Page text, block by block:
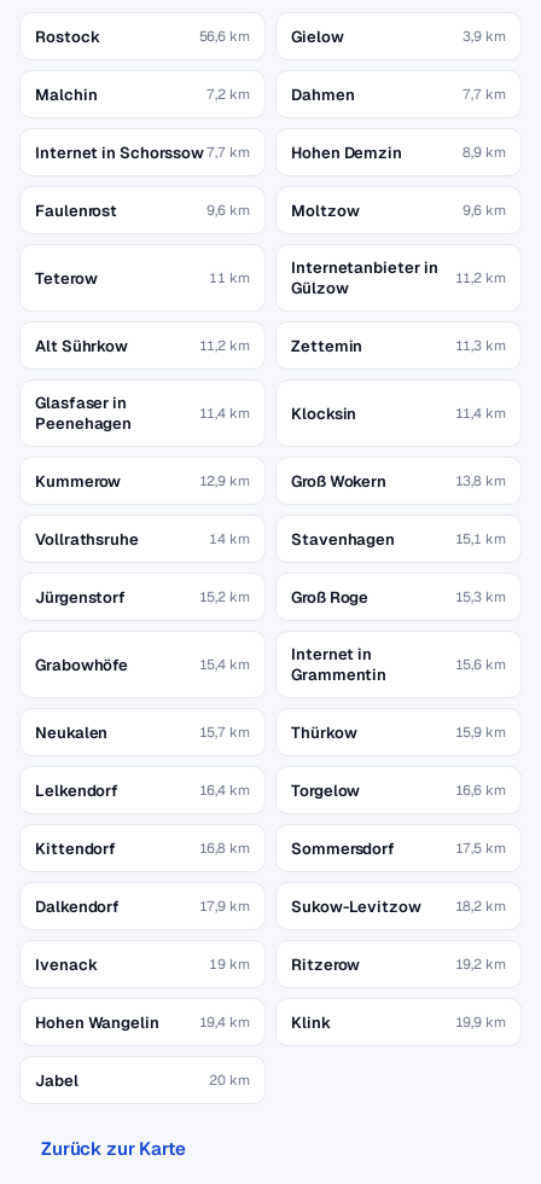
Rostock 56,6 km Gielow 3,9 km
Malchin 7,2 km Dahmen 7,7 km
Internet in Schorssow 7,7 km Hohen Demzin 8,9 km
Faulenrost 9,6 km Moltzow 9,6 km
Teterow 11 km
Internetanbieter in
Gülzow
11,2 km
Alt Sührkow 11,2 km Zettemin 11,3 km
Glasfaser in
Peenehagen
11,4 km Klocksin 11,4 km
Kummerow 12,9 km Groß Wokern 13,8 km
Vollrathsruhe 14 km Stavenhagen 15,1 km
Jürgenstorf 15,2 km Groß Roge 15,3 km
Grabowhöfe 15,4 km
Internet in
Grammentin
15,6 km
Neukalen 15,7 km Thürkow 15,9 km
Lelkendorf 16,4 km Torgelow 16,6 km
Kittendorf 16,8 km Sommersdorf 17,5 km
Dalkendorf 17,9 km Sukow-Levitzow 18,2 km
Ivenack 19 km Ritzerow 19,2 km
Hohen Wangelin 19,4 km Klink 19,9 km
Jabel 20 km
Zurück zur Karte